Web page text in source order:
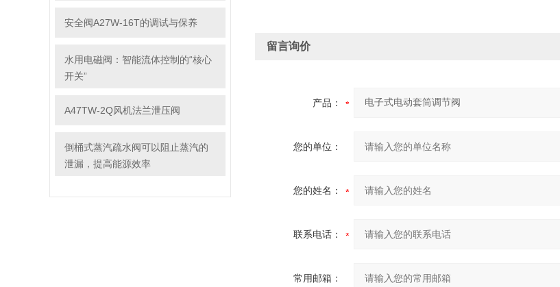
安全阀A27W-16T的调试与保养
水用电磁阀：智能流体控制的“核心
开关”
A47TW-2Q风机法兰泄压阀
倒桶式蒸汽疏水阀可以阻止蒸汽的
泄漏，提高能源效率
留言询价
产品：
您的单位：
您的姓名：
联系电话：
常用邮箱：